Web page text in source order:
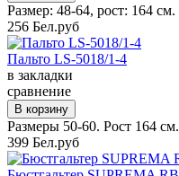
Размер: 48-64, рост: 164
256 Бел.руб
Пальто LS-5018/1-4
в закладки
сравнение
Размеры 50-60. Рост 164
399 Бел.руб